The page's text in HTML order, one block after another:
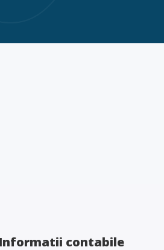
contabile